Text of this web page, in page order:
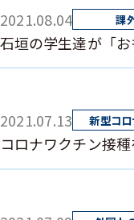
2021.08.04
石垣の学生達が「
2021.07.13
コロナワクチン接